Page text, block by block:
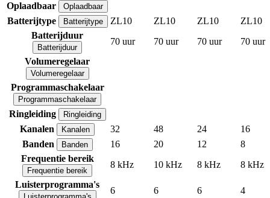
Oplaadbaar
Oplaadbaar
Batterijtype Batterijtype ZL10 ZL10 ZL10
ZL10
Batterijduur
Batterijduur
70 uur 70 uur 70 uur
70 uur
Volumeregelaar
Volumeregelaar
Programmaschakelaar
Programmaschakelaar
Ringleiding Ringleiding
Kanalen Kanalen 32 48 24
16
Banden
Banden 16 20 12
8
Frequentie bereik
Frequentie bereik
8 kHz 10 kHz 8 kHz
8 kHz
Luisterprogramma's
6 6 6
4